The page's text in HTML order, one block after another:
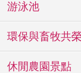
游泳池
環保與畜牧共
休閒農園景點